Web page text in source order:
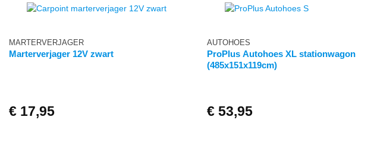
MARTERVERJAGER
Marterverjager 12V zwart
€17,95
AUTOHOES
ProPlus Autohoes XL stationwagon
(485x151x119cm)
€ 53,95